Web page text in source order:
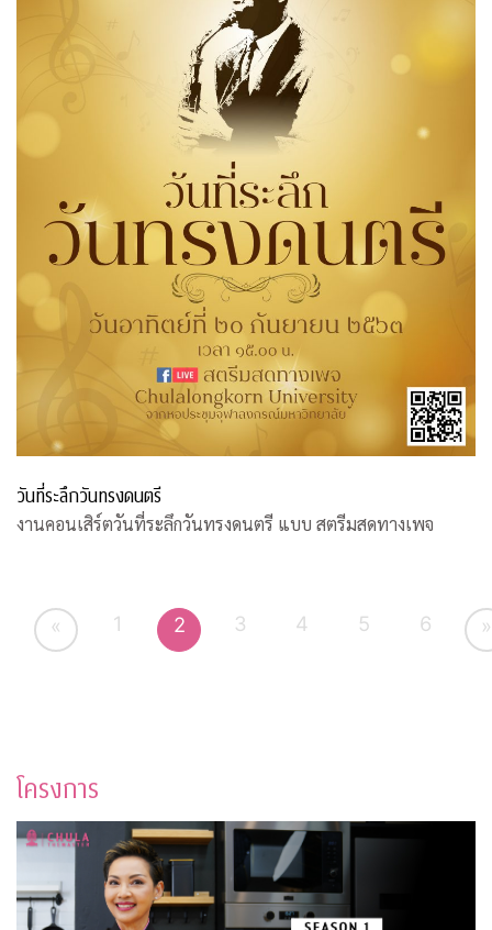
วันที่ระลึกวันทรงดนตรี
งานคอนเสิร์ตวันที่ระลึกวันทรงดนตรี แบบ สตรีมสดทางเพจ
« 1 2 3 4 5 6 »
โครงการ